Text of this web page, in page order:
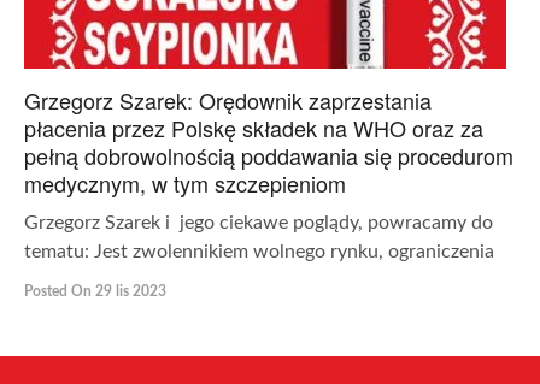
Grzegorz Szarek: Orędownik zaprzestania
płacenia przez Polskę składek na WHO oraz za
pełną dobrowolnością poddawania się procedurom
medycznym, w tym szczepieniom
Grzegorz Szarek i jego ciekawe poglądy, powracamy do
tematu: Jest zwolennikiem wolnego rynku, ograniczenia
Posted On 29 lis 2023